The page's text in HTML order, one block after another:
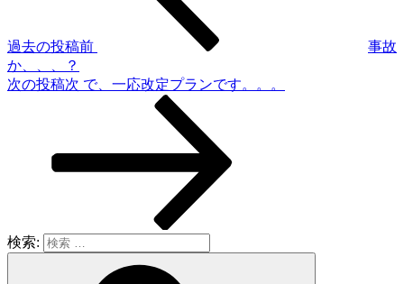
過去の投稿前
事故
か、、、？
次の投稿次 で、一応改定プランです。。。
検索: